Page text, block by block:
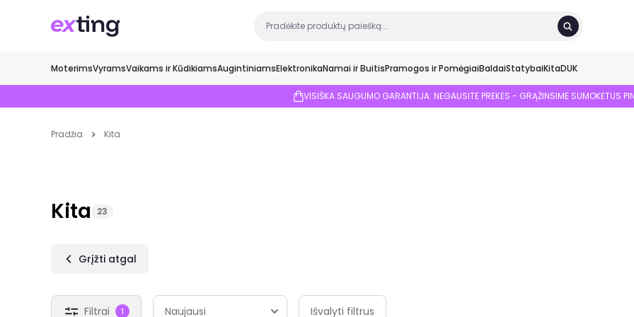
MoterimsVyramsVaikams ir KūdikiamsAugintiniamsElektronikaNamai ir BuitisPramogos ir PomėgiaiBaldaiStatybaiKitaDUK
VISIŠKA SAUGUMO GARANTIJA: NEGAUSITE PREKĖS - GRĄŽINSIME SUMOKĖTUS
Pradžia Kita
Kita 23
Grįžti atgal
Filtrai 1 Išvalyti filtrus